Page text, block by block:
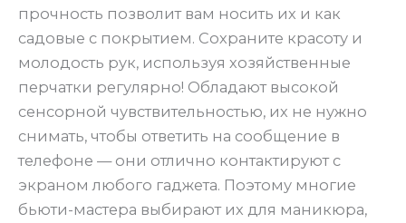
прочность позволит вам носить их и как
садовые с покрытием. Сохраните красоту и
молодость рук, используя хозяйственные
перчатки регулярно! Обладают высокой
сенсорной чувствительностью, их не нужно
снимать, чтобы ответить на сообщение в
телефоне — они отлично контактируют с
экраном любого гаджета. Поэтому многие
бьюти-мастера выбирают их для маникюра,